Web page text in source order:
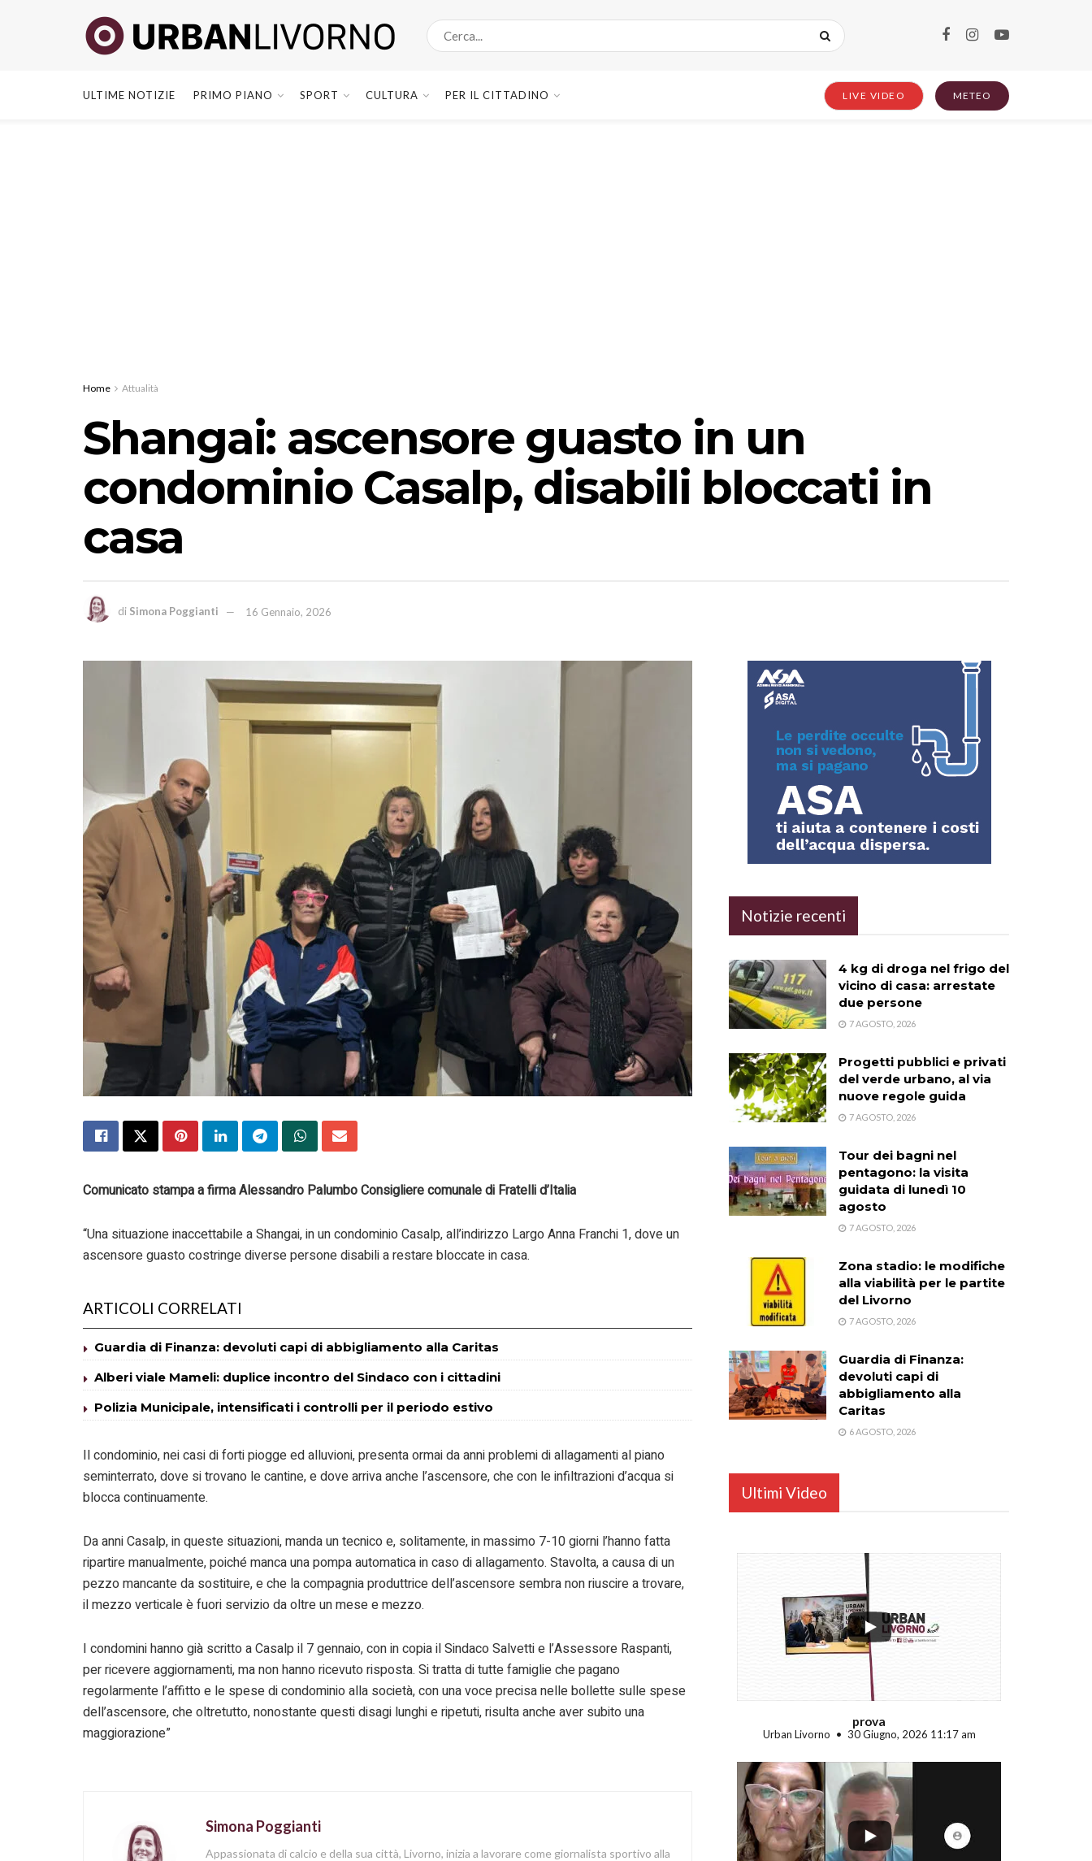
ULTIME NOTIZIE PRIMO PIANO SPORT CULTURA PER IL CITTADINO LIVE VIDEO METEO
Home Attualità
Shangai: ascensore guasto in un
condominio Casalp, disabili bloccati in
casa
di Simona Poggianti 16 Gennaio, 2026
Comunicato stampa a firma Alessandro Palumbo Consigliere comunale di Fratelli d’Italia
“Una situazione inaccettabile a Shangai, in un condominio Casalp, all’indirizzo Largo Anna Franchi 1, dove un
ascensore guasto costringe diverse persone disabili a restare bloccate in casa.
ARTICOLI CORRELATI
Guardia di Finanza: devoluti capi di abbigliamento alla Caritas
Alberi viale Mameli: duplice incontro del Sindaco con i cittadini
Polizia Municipale, intensificati i controlli per il periodo estivo
Il condominio, nei casi di forti piogge ed alluvioni, presenta ormai da anni problemi di allagamenti al piano
seminterrato, dove si trovano le cantine, e dove arriva anche l’ascensore, che con le infiltrazioni d’acqua si
blocca continuamente.
Da anni Casalp, in queste situazioni, manda un tecnico e, solitamente, in massimo 7-10 giorni l’hanno fatta
ripartire manualmente, poiché manca una pompa automatica in caso di allagamento. Stavolta, a causa di un
pezzo mancante da sostituire, e che la compagnia produttrice dell’ascensore sembra non riuscire a trovare,
il mezzo verticale è fuori servizio da oltre un mese e mezzo.
I condomini hanno già scritto a Casalp il 7 gennaio, con in copia il Sindaco Salvetti e l’Assessore Raspanti,
per ricevere aggiornamenti, ma non hanno ricevuto risposta. Si tratta di tutte famiglie che pagano
regolarmente l’affitto e le spese di condominio alla società, con una voce precisa nelle bollette sulle spese
dell’ascensore, che oltretutto, nonostante questi disagi lunghi e ripetuti, risulta anche aver subito una
maggiorazione”
Simona Poggianti
Appassionata di calcio e della sua città, Livorno, inizia a lavorare come giornalista sportivo alla
Notizie recenti
4 kg di droga nel frigo del
vicino di casa: arrestate
due persone
7 AGOSTO, 2026
Progetti pubblici e privati
del verde urbano, al via
nuove regole guida
7 AGOSTO, 2026
Tour dei bagni nel
pentagono: la visita
guidata di lunedì 10
agosto
7 AGOSTO, 2026
Zona stadio: le modifiche
alla viabilità per le partite
del Livorno
7 AGOSTO, 2026
Guardia di Finanza:
devoluti capi di
abbigliamento alla
Caritas
6 AGOSTO, 2026
Ultimi Video
...
prova
Urban Livorno 30 Giugno, 2026 11:17 am
...